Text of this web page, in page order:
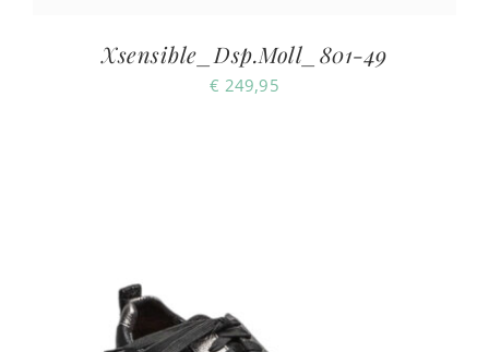
Xsensible_Dsp.Moll_801-49
€ 249,95